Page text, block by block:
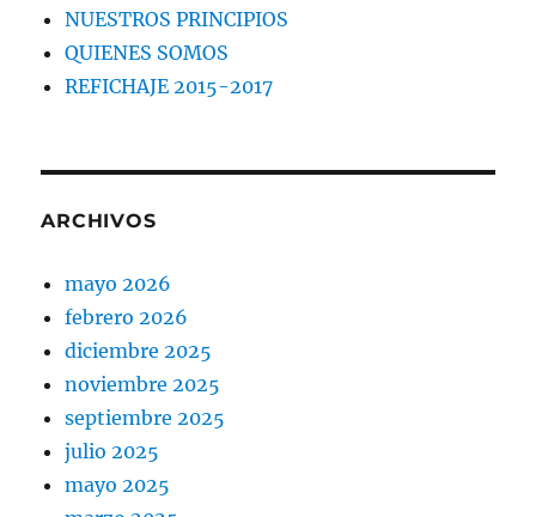
NUESTROS PRINCIPIOS
QUIENES SOMOS
REFICHAJE 2015-2017
ARCHIVOS
mayo 2026
febrero 2026
diciembre 2025
noviembre 2025
septiembre 2025
julio 2025
mayo 2025